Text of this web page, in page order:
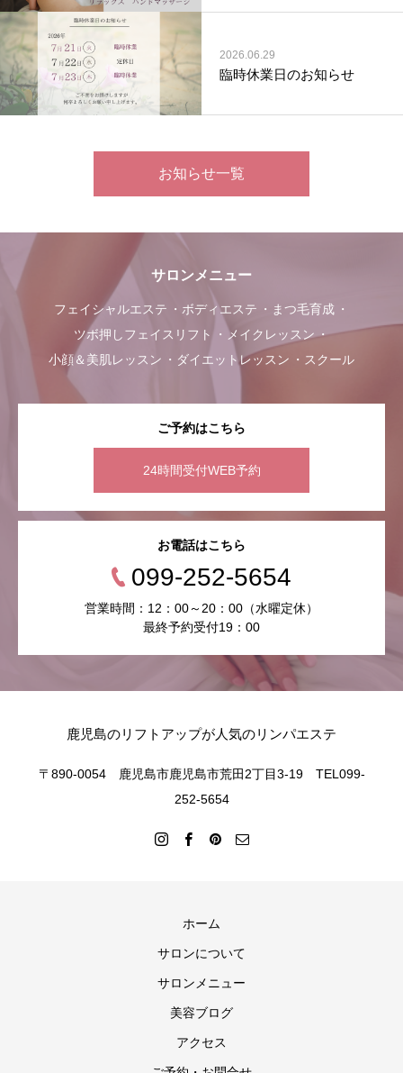
2026.06.29
臨時休業日のお知らせ
お知らせ一覧
サロンメニュー
フェイシャルエステ ボディエステ
まつ毛育成
ツボ押しフェイスリフト
メイクレッスン
小顔＆美肌レッスン
ダイエットレッスン スクール
ご予約はこちら
24時間受付WEB予約
お電話はこちら
099-252-5654
営業時間：12：00～20：00（水曜定休）
最終予約受付19：00
鹿児島のリフトアップが人気のリンパエステ
〒890-0054 鹿児島市鹿児島市荒田2丁目3-19 TEL099-
252-5654
ホーム
サロンについて
サロンメニュー
美容ブログ
アクセス